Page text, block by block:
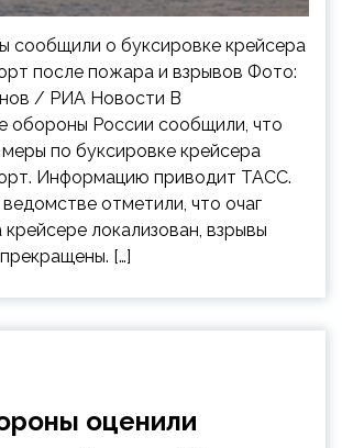
сообщили о буксировке крейсера
после пожара и взрывов Фото:
/ РИА Новости В
обороны России сообщили, что
по буксировке крейсера
Информацию приводит ТАСС.
отметили, что очаг
крейсере локализован, взрывы
[…]
оценили